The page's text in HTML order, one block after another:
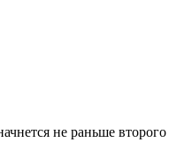
не раньше второго